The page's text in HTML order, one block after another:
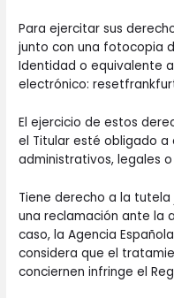
Para ejercitar sus
junto con una fotocopia
Identidad o equivalente
electrónico:
El ejercicio de estos
el Titular esté obligado a
administrativos, legales
Tiene derecho a la
una reclamación ante la
caso, la Agencia
considera que el
conciernen infringe el